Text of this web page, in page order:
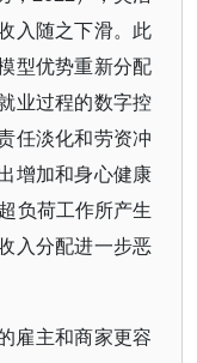
入随之下滑。此
型优势重新分配
业过程的数字控
任淡化和劳资冲
增加和身心健康
负荷工作所产生
入分配进一步恶
雇主和商家更容